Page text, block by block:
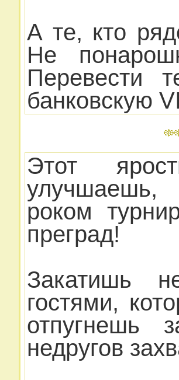
А те, кто
Не
Перевести
банковскую
Этот
роком
преград!
Закатишь
гостями,
отпугнешь
недругов